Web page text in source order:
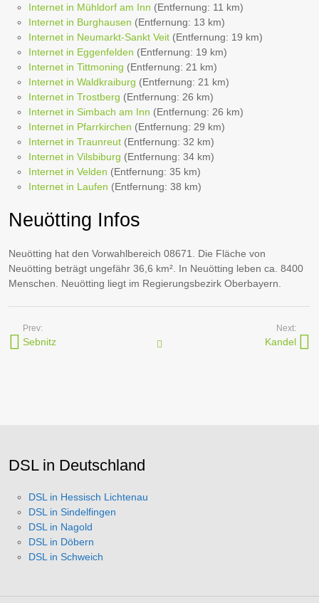
Internet in Mühldorf am Inn (Entfernung: 11 km)
Internet in Burghausen (Entfernung: 13 km)
Internet in Neumarkt-Sankt Veit (Entfernung: 19 km)
Internet in Eggenfelden (Entfernung: 19 km)
Internet in Tittmoning (Entfernung: 21 km)
Internet in Waldkraiburg (Entfernung: 21 km)
Internet in Trostberg (Entfernung: 26 km)
Internet in Simbach am Inn (Entfernung: 26 km)
Internet in Pfarrkirchen (Entfernung: 29 km)
Internet in Traunreut (Entfernung: 32 km)
Internet in Vilsbiburg (Entfernung: 34 km)
Internet in Velden (Entfernung: 35 km)
Internet in Laufen (Entfernung: 38 km)
Neuötting Infos
Neuötting hat den Vorwahlbereich 08671. Die Fläche von
Neuötting beträgt ungefähr 36,6 km². In Neuötting leben ca. 8400
Menschen. Neuötting liegt im Regierungsbezirk Oberbayern.
Prev:
Sebnitz Internetanbieter in Orten
Next:
Kandel
DSL in Deutschland
DSL in Hessisch Lichtenau
DSL in Sindelfingen
DSL in Nagold
DSL in Döbern
DSL in Schweich